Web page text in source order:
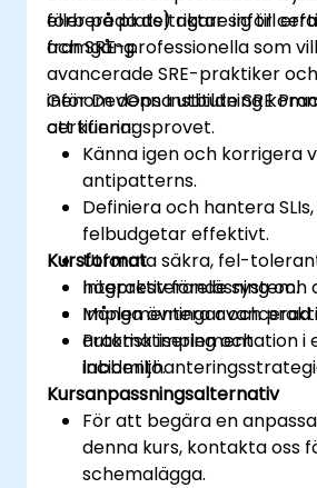
förbereda deltagare inför
framgång.
eller på plats) riktar sig till
och SRE-professionella som
avancerade SRE-praktiker
inför DevOps Institute SRE
certifieringsprovet.
Genom denna utbildning
att kunna:
Känna igen och korrigera
antipatterns.
Definiera och hantera SLIs,
felbudgetar effektivt.
Utforma säkra, fel-
högpresterande system.
Implementera avancerad
automatisering och
Kursformat
Interaktiv föreläsning och
Många övningar och
Praktisk implementation i
labbmiljö.
Kursanpassningsalternativ
För att begära en
denna kurs, kontakta oss
schemalägga.